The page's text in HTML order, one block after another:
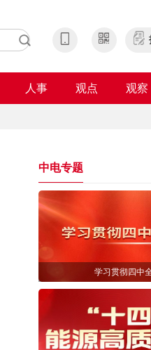
人事 观点 观察
中电专题
学习贯彻四中